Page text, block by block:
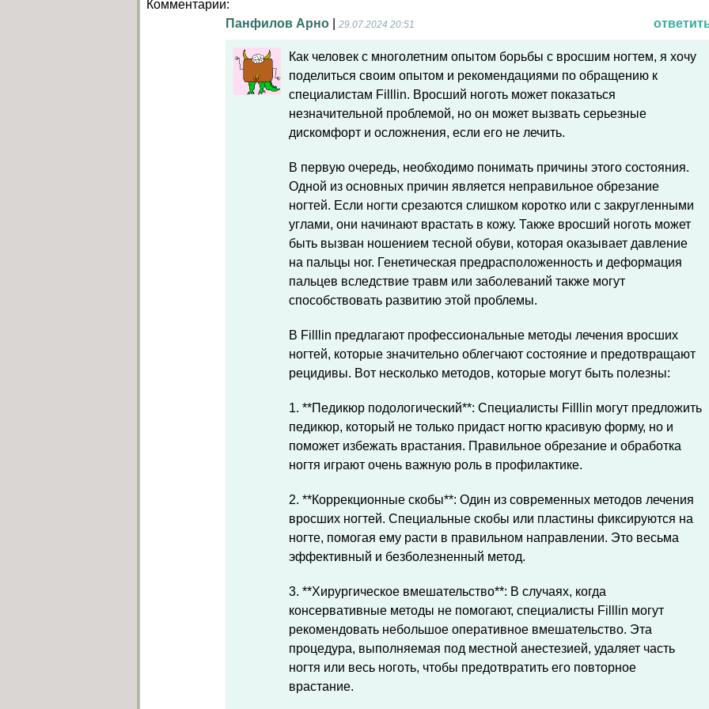
Комментарии:
Панфилов Арно
29.07.2024 20:51
Как человек с многолетним опытом борьбы с вросшим ногтем, я хочу
поделиться своим опытом и рекомендациями по обращению к
специалистам Filllin. Вросший ноготь может показаться
незначительной проблемой, но он может вызвать серьезные
дискомфорт и осложнения, если его не лечить.
В первую очередь, необходимо понимать причины этого состояния.
Одной из основных причин является неправильное обрезание
ногтей. Если ногти срезаются слишком коротко или с закругленными
углами, они начинают врастать в кожу. Также вросший ноготь может
быть вызван ношением тесной обуви, которая оказывает давление
на пальцы ног. Генетическая предрасположенность и деформация
пальцев вследствие травм или заболеваний также могут
способствовать развитию этой проблемы.
В Filllin предлагают профессиональные методы лечения вросших
ногтей, которые значительно облегчают состояние и предотвращают
рецидивы. Вот несколько методов, которые могут быть полезны:
1. **Педикюр подологический**: Специалисты Filllin могут предложить
педикюр, который не только придаст ногтю красивую форму, но и
поможет избежать врастания. Правильное обрезание и обработка
ногтя играют очень важную роль в профилактике.
2. **Коррекционные скобы**: Один из современных методов лечения
вросших ногтей. Специальные скобы или пластины фиксируются на
ногте, помогая ему расти в правильном направлении. Это весьма
эффективный и безболезненный метод.
3. **Хирургическое вмешательство**: В случаях, когда
консервативные методы не помогают, специалисты Filllin могут
рекомендовать небольшое оперативное вмешательство. Эта
процедура, выполняемая под местной анестезией, удаляет часть
ногтя или весь ноготь, чтобы предотвратить его повторное
врастание.